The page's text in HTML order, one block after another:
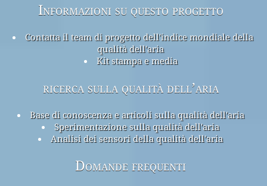
Informazioni su questo progetto
Contatta il team di progetto dell'indice mondiale della
qualità dell'aria
Kit stampa e media
ricerca sulla qualità dell’aria
Base di conoscenza e articoli sulla qualità dell'aria
Sperimentazione sulla qualità dell'aria
Analisi dei sensori della qualità dell'aria
Domande frequenti